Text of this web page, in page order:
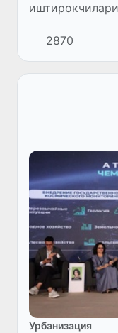
ривожланиш
бўйича
2870
Урбанизация